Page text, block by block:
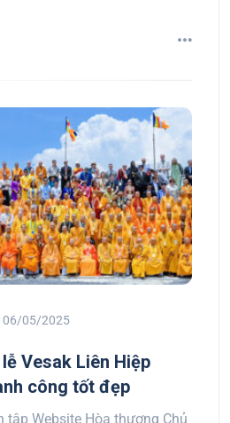
06/05/2025
Vesak Liên Hiệp
công tốt đẹp
tập Website Hòa thượng Chủ